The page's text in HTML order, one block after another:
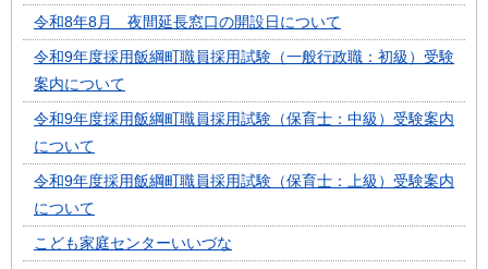
令和8年8月 夜間延長窓口の開設日について
令和9年度採用飯綱町職員採用試験（一般行政職：初級）受験
案内について
令和9年度採用飯綱町職員採用試験（保育士：中級）受験案内
について
令和9年度採用飯綱町職員採用試験（保育士：上級）受験案内
について
こども家庭センターいいづな